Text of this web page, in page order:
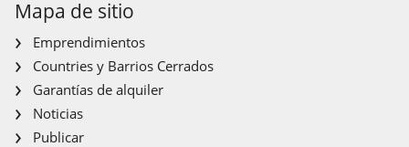
Mapa de sitio
Emprendimientos
Countries y Barrios Cerrados
Garantías de alquiler
Noticias
Publicar